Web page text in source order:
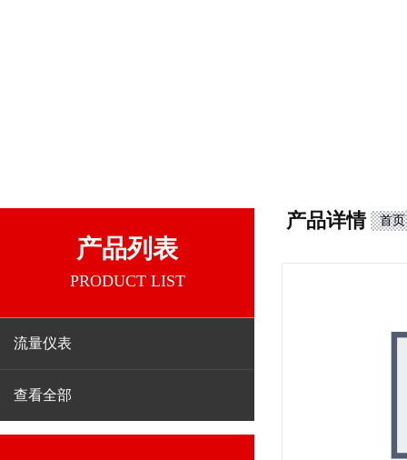
产品列表
PRODUCT LIST
流量仪表
查看全部
产品详情 首页